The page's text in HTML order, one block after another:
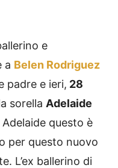
e
a Belen Rodriguez
padre e ieri, 28
sorella Adelaide
questo è
per questo nuovo
L’ex ballerino di